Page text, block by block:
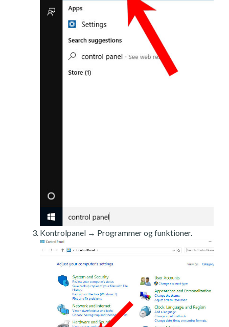
Kontrolpanel → Programmer og funktioner.